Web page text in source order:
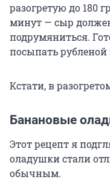
разогретую до 180
минут — сыр
подрумяниться.
посыпать рубленой
Кстати, в
Банановые
Этот рецепт я
оладушки стали
обычным.